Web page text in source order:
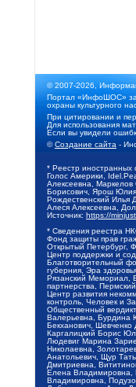
© 2007-2026,
Портал «ИнфоШОС»
охраны культурного
При цитировании и
Для использования
Если вы увидели
©Создание сайта -
* Реестр иностранных
Голос Америки,
Алексеевна,
Борисович, Ярош Юлия
Рождественский Илья
Алеся Алексеевна,
Источник: https://
* Сведения реестра
Фонд защиты прав
Открытый Петербург,
Центр поддержки и
Благотворительный
губерния, Эра
Рязанский Мемориал,
партнерства,
Центр развития
контроль, Человек и
Общественный
Валерьевна, Бурдина
Бекханович,
Каргалицкий Борис
Людевиг Марина
Николаевна,
Анатольевич, Щур
Дмитриевна,
Елена Владимировна,
Владимировна,